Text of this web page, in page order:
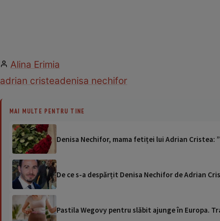
Alina Erimia
adrian cristeadenisa nechifor
MAI MULTE PENTRU TINE
Denisa Nechifor, mama fetiței lui Adrian Cristea:
De ce s-a despărțit Denisa Nechifor de Adrian
Pastila Wegovy pentru slăbit ajunge în Europa.